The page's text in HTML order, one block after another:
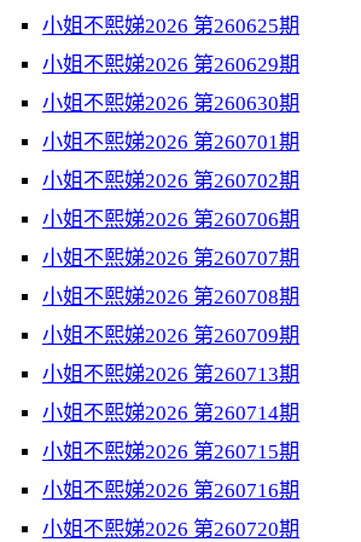
小姐不熙娣2026 第260625期
小姐不熙娣2026 第260629期
小姐不熙娣2026 第260630期
小姐不熙娣2026 第260701期
小姐不熙娣2026 第260702期
小姐不熙娣2026 第260706期
小姐不熙娣2026 第260707期
小姐不熙娣2026 第260708期
小姐不熙娣2026 第260709期
小姐不熙娣2026 第260713期
小姐不熙娣2026 第260714期
小姐不熙娣2026 第260715期
小姐不熙娣2026 第260716期
小姐不熙娣2026 第260720期